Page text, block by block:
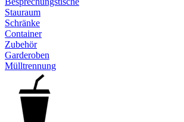
Stauraum
Schränke
Container
Zubehör
Garderoben
Mülltrennung